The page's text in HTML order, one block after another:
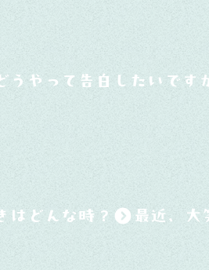
うやって告白したいです
はどんな時？